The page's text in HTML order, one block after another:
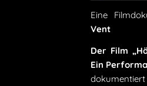
Eine
Vent
Der Film
Ein